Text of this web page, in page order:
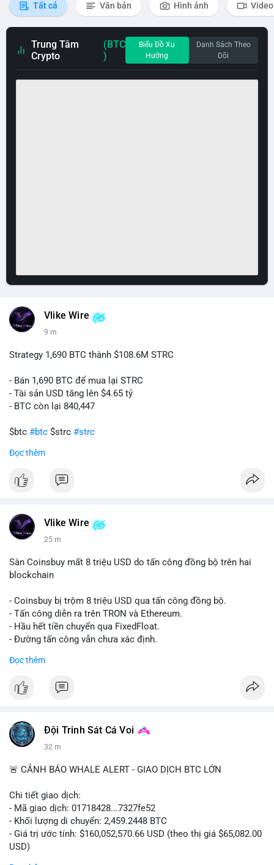
Tất cả Văn bản Hình ảnh Video
Trung Tâm
Crypto
(BTC
)
Biểu Đồ Xu
Hướng
Danh Sách Theo
Dõi
Vlike Wire
9 m
Strategy 1,690 BTC thành $108.6M STRC
- Bán 1,690 BTC để mua lại STRC
- Tài sản USD tăng lên $4.65 tỷ
- BTC còn lại 840,447
$btc #btc $strc #strc
#vlikevn
📰 Nguồn: Cointelegraph
Đọc thêm
Vlike Wire
25 m
Sàn Coinsbuy mất 8 triệu USD do tấn công đồng bộ trên hai
blockchain
- Coinsbuy bị trộm 8 triệu USD qua tấn công đồng bộ.
- Tấn công diễn ra trên TRON và Ethereum.
- Hầu hết tiền chuyển qua FixedFloat.
- Đường tấn công vẫn chưa xác định.
#binancesquare
$trx $eth
📰 Nguồn: CoinDesk
Đọc thêm
Đội Trinh Sát Cá Voi
32 m
🚨 CẢNH BÁO WHALE ALERT - GIAO DỊCH BTC LỚN
Chi tiết giao dịch:
- Mã giao dịch: 01718428...7327fe52
- Khối lượng di chuyển: 2,459.2448 BTC
- Giá trị ước tính: $160,052,570.66 USD (theo thị giá $65,082.00
USD)